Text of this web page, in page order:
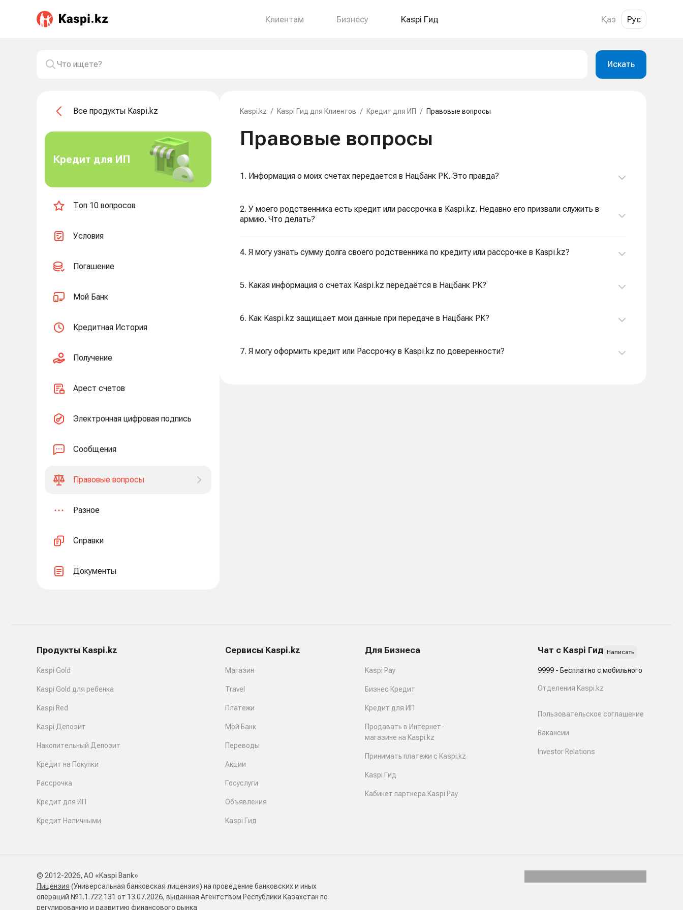
Клиентам Бизнесу Kaspi Гид Қаз Рус
Искать
Все продукты Kaspi.kz
Кредит для ИП
Топ 10 вопросов
Условия
Погашение
Мой Банк
Кредитная История
Получение
Арест счетов
Электронная цифровая подпись
Сообщения
Правовые вопросы
Разное
Справки
Документы
Kaspi.kz / Kaspi Гид для Клиентов / Кредит для ИП / Правовые вопросы
Правовые вопросы
1. Информация о моих счетах передается в Нацбанк РК. Это правда?
2. У моего родственника есть кредит или рассрочка в Kaspi.kz. Недавно его призвали служить в
армию. Что делать?
4. Я могу узнать сумму долга своего родственника по кредиту или рассрочке в Kaspi.kz?
5. Какая информация о счетах Kaspi.kz передаётся в Нацбанк РК?
6. Как Kaspi.kz защищает мои данные при передаче в Нацбанк РК?
7. Я могу оформить кредит или Рассрочку в Kaspi.kz по доверенности?
Продукты Kaspi.kz
Kaspi Gold
Kaspi Gold для ребенка
Kaspi Red
Kaspi Депозит
Накопительный Депозит
Кредит на Покупки
Рассрочка
Кредит для ИП
Кредит Наличными
Сервисы Kaspi.kz
Магазин
Travel
Платежи
Мой Банк
Переводы
Акции
Госуслуги
Объявления
Kaspi Гид
Для Бизнеса
Kaspi Pay
Бизнес Кредит
Кредит для ИП
Продавать в Интернет-
магазине на Kaspi.kz
Принимать платежи с Kaspi.kz
Kaspi Гид
Кабинет партнера Kaspi Pay
Чат с Kaspi Гид Написать
9999 - Бесплатно с мобильного
Отделения Kaspi.kz
Пользовательское соглашение
Вакансии
Investor Relations
© 2012-2026, АО «Kaspi Bank»
Лицензия (Универсальная банковская лицензия) на проведение банковских и иных
операций №1.1.722.131 от 13.07.2026, выданная Агентством Республики Казахстан по
регулированию и развитию финансового рынка